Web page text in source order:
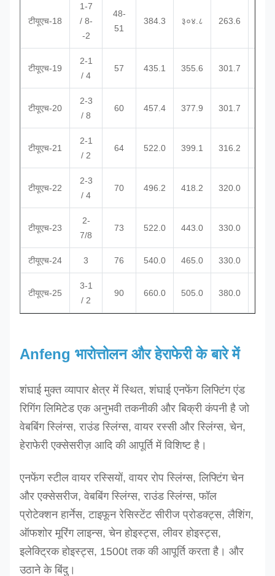
टीयूएच-18
1-7
/ 8-
-2
48-
51
384.3 ३०४.८ 263.6
टीयूएच-19
2-1
/ 4
57 435.1 355.6 301.7
टीयूएच-20
2-3
/ 8
60 457.4 377.9 301.7
टीयूएच-21
2-1
/ 2
64 522.0 399.1 316.2
टीयूएच-22
2-3
/ 4
70 496.2 418.2 320.0
टीयूएच-23
2-
7/8
73 522.0 443.0 330.0
टीयूएच-24 3 76 540.0 465.0 330.0
टीयूएच-25
3-1
/ 2
90 660.0 505.0 380.0
Anfeng भारोत्तोलन और हेराफेरी के बारे में
शंघाई मुक्त व्यापार क्षेत्र में स्थित, शंघाई एनफेंग लिफ्टिंग एंड
रिगिंग लिमिटेड एक अनुभवी तकनीकी और बिक्री कंपनी है जो
वेबबिंग स्लिंग्स, राउंड स्लिंग्स, वायर रस्सी और स्लिंग्स, चेन,
हेराफेरी एक्सेसरीज़ आदि की आपूर्ति में विशिष्ट है।
एनफेंग स्टील वायर रस्सियों, वायर रोप स्लिंग्स, लिफ्टिंग चेन
और एक्सेसरीज, वेबबिंग स्लिंग्स, राउंड स्लिंग्स, फॉल
प्रोटेक्शन हार्नेस, टाइफून रेसिस्टेंट सीरीज प्रोडक्ट्स, लैशिंग,
ऑफशोर मूरिंग लाइन्स, चेन होइस्ट्स, लीवर होइस्ट्स,
इलेक्ट्रिक होइस्ट्स, 1500t तक की आपूर्ति करता है। और
उठाने के बिंदु।